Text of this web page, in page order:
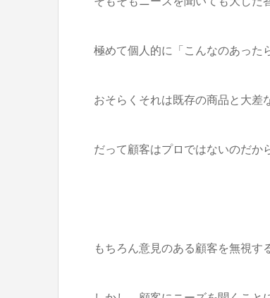
極めて個人的に「こんなのあった
おそらくそれは既存の商品と大差
だって顧客はプロではないのだか
もちろん意見のある顧客を無視す